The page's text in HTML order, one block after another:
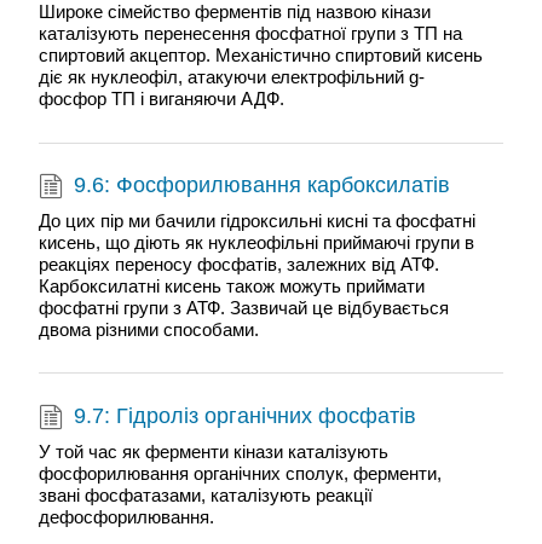
Широке сімейство ферментів під назвою кінази
каталізують перенесення фосфатної групи з ТП на
спиртовий акцептор. Механістично спиртовий кисень
діє як нуклеофіл, атакуючи електрофільний g-
фосфор ТП і виганяючи АДФ.
9.6: Фосфорилювання карбоксилатів
До цих пір ми бачили гідроксильні кисні та фосфатні
кисень, що діють як нуклеофільні приймаючі групи в
реакціях переносу фосфатів, залежних від АТФ.
Карбоксилатні кисень також можуть приймати
фосфатні групи з АТФ. Зазвичай це відбувається
двома різними способами.
9.7: Гідроліз органічних фосфатів
У той час як ферменти кінази каталізують
фосфорилювання органічних сполук, ферменти,
звані фосфатазами, каталізують реакції
дефосфорилювання.